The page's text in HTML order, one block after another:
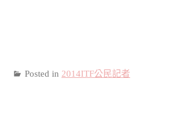
Posted in 2014ITF公民記者